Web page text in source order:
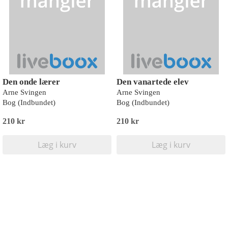
Den onde lærer
Arne Svingen
Bog (Indbundet)
210 kr
Læg i kurv
Den vanartede elev
Arne Svingen
Bog (Indbundet)
210 kr
Læg i kurv